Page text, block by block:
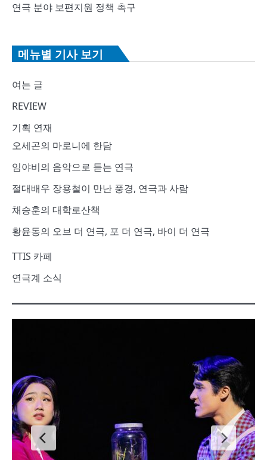
연극 분야 보편지원 정책 촉구
메뉴별 기사 보기
여는 글
REVIEW
기획 연재
오세곤의 마로니에 한담
임야비의 음악으로 듣는 연극
절대배우 장용철이 만난 풍경, 연극과 사람
채승훈의 대학로산책
황윤동의 오브 더 연극, 포 더 연극, 바이 더 연극
TTIS 카페
연극계 소식